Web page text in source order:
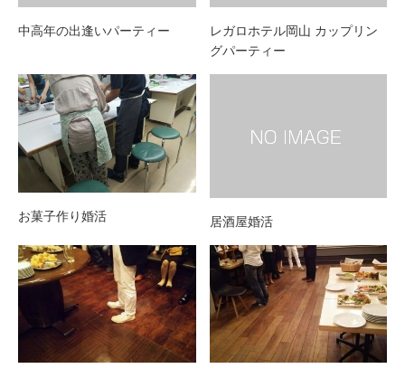
中高年の出逢いパーティー
レガロホテル岡山 カップリン
グパーティー
お菓子作り婚活 居酒屋婚活